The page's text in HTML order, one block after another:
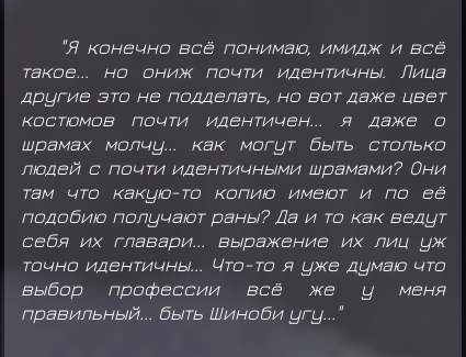
"Я конечно всё понимаю, имидж и всё
такое... но ониж почти идентичны. Лица
другие это не подделать, но вот даже цвет
костюмов почти идентичен... я даже о
шрамах молчу... как могут быть столько
людей с почти идентичными шрамами? Они
там что какую-то копию имеют и по её
подобию получают раны? Да и то как ведут
себя их главари... выражение их лиц уж
точно идентичны... Что-то я уже думаю что
выбор профессии всё же у меня
правильный... быть Шиноби угу..."